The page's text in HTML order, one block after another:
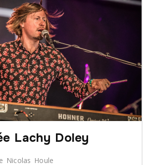
Lachy Doley
Nicolas Houle